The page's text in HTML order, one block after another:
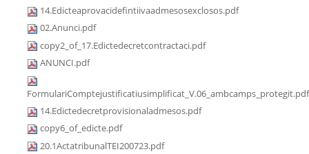
14.Edicteaprovacidefintiivaadmesosexclosos.pdf
02.Anunci.pdf
copy2_of_17.Edictedecretcontractaci.pdf
ANUNCI.pdf
FormulariComptejustificatiusimplificat_V.06_ambcamps_protegit.pdf
14.Edictedecretprovisionaladmesos.pdf
copy6_of_edicte.pdf
20.1ActatribunalTEI200723.pdf